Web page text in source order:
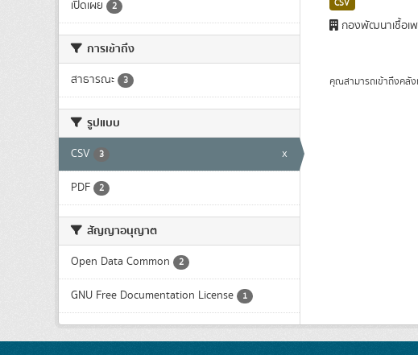
เปิดเผย 2
การเข้าถึง
สาธารณะ 3
รูปแบบ
CSV 3 x
PDF 2
สัญญาอนุญาต
Open Data Common 2
GNU Free Documentation License 1
CSV
กองพัฒนาเชื้อเ
คุณสามารถเข้าถึงคลั